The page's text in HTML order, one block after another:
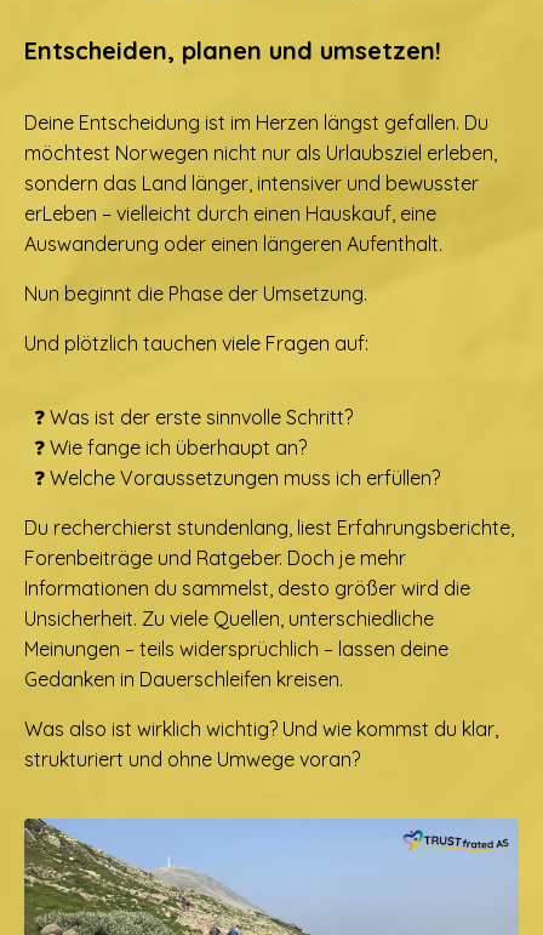
Entscheiden, planen und umsetzen!
Deine Entscheidung ist im Herzen längst gefallen. Du
möchtest Norwegen nicht nur als Urlaubsziel erleben,
sondern das Land länger, intensiver und bewusster
erLeben – vielleicht durch einen Hauskauf, eine
Auswanderung oder einen längeren Aufenthalt.
Nun beginnt die Phase der Umsetzung.
Und plötzlich tauchen viele Fragen auf:
❓ Was ist der erste sinnvolle Schritt?
❓ Wie fange ich überhaupt an?
❓ Welche Voraussetzungen muss ich erfüllen?
Du recherchierst stundenlang, liest Erfahrungsberichte,
Forenbeiträge und Ratgeber. Doch je mehr
Informationen du sammelst, desto größer wird die
Unsicherheit. Zu viele Quellen, unterschiedliche
Meinungen – teils widersprüchlich – lassen deine
Gedanken in Dauerschleifen kreisen.
Was also ist wirklich wichtig? Und wie kommst du klar,
strukturiert und ohne Umwege voran?